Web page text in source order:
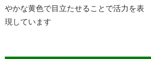
やかな黄色で目立たせることで活力を表
現しています